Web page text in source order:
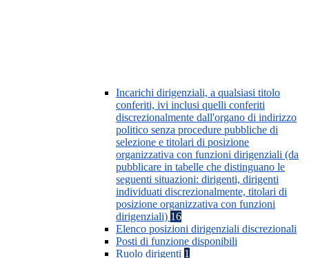
Incarichi dirigenziali, a qualsiasi titolo
conferiti, ivi inclusi quelli conferiti
discrezionalmente dall'organo di indirizzo
politico senza procedure pubbliche di
selezione e titolari di posizione
organizzativa con funzioni dirigenziali (da
pubblicare in tabelle che distinguano le
seguenti situazioni: dirigenti, dirigenti
individuati discrezionalmente, titolari di
posizione organizzativa con funzioni
dirigenziali) 16
Elenco posizioni dirigenziali discrezionali
Posti di funzione disponibili
Ruolo dirigenti 1